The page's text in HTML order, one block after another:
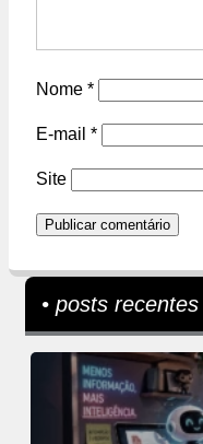
Nome *
E-mail *
Site
• posts recentes